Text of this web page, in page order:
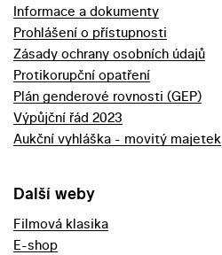
Informace a dokumenty
Prohlášení o přístupnosti
Zásady ochrany osobních údajů
Protikorupční opatření
Plán genderové rovnosti (GEP)
Výpůjční řád 2023
Aukční vyhláška - movitý majetek
Další weby
Filmová klasika
E-shop